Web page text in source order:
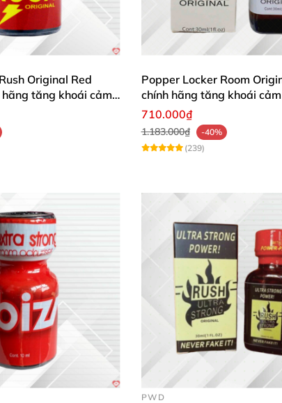
tuyệt đối.
chuyên nghiệp 24/7.
Original Red
tăng khoái cảm
Popper Locker Room
chính hãng tăng khoái
710.000₫
1.183.000₫
-40%
(239)
PWD